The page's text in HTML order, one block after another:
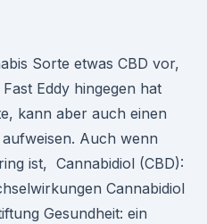
Sorte etwas CBD vor,
Eddy hingegen hat
kann aber auch einen
Auch wenn
ist, Cannabidiol (CBD):
Cannabidiol
Gesundheit: ein